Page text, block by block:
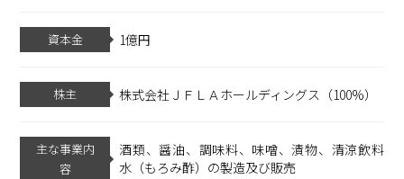
資本金 1億円
株主 株式会社ＪＦＬＡホールディングス（100%）
主な事業内
容
酒類、醤油、調味料、味噌、漬物、清涼飲料
水（もろみ酢）の製造及び販売